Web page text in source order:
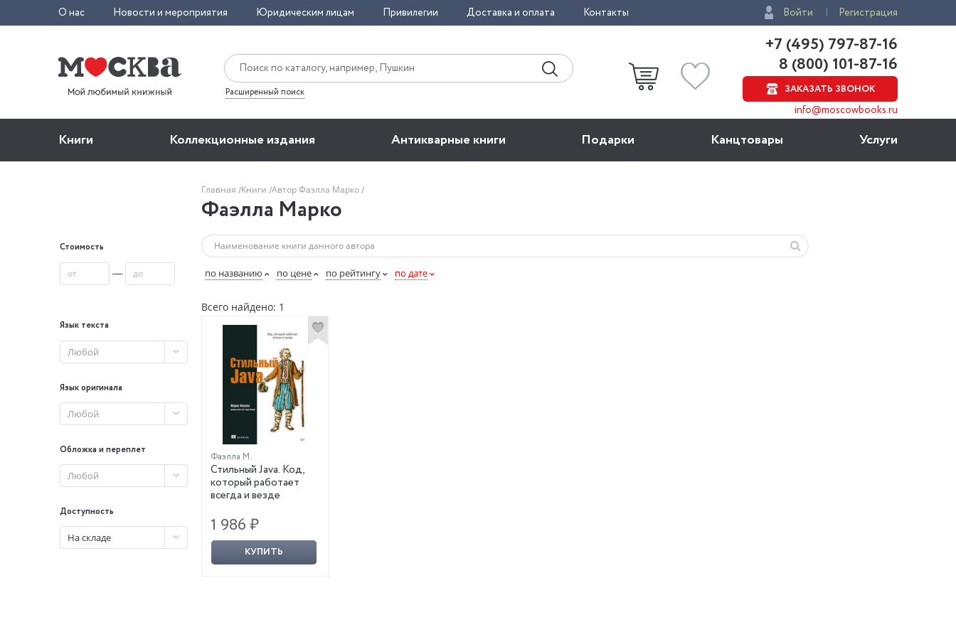
О нас Новости и мероприятия Юридическим лицам Привилегии Доставка и оплата Контакты Войти Регистрация
Расширенный поиск
+7 (495) 797-87-16
8 (800) 101-87-16
ЗАКАЗАТЬ ЗВОНОК
info@moscowbooks.ru
Книги Коллекционные издания Антикварные книги Подарки Канцтовары Услуги
Главная Книги Автор Фаэлла Марко
Фаэлла Марко
Стоимость
—
Язык текста
Любой
Язык оригинала
Любой
Обложка и переплет
Любой
Доступность
На складе
по названию по цене по рейтингу по дате
Всего найдено: 1
Фаэлла М.
Стильный Java. Код,
который работает
всегда и везде
1 986 ₽
КУПИТЬ